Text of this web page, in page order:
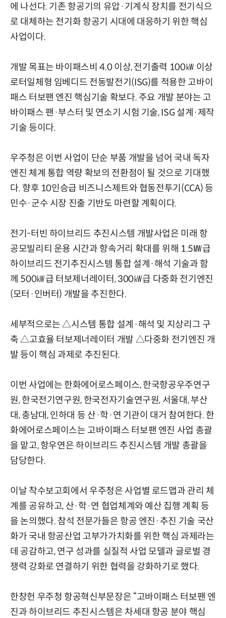
에 나선다. 기존 항공기의 유압·기계식 장치를 전기식으
로 대체하는 전기화 항공기 시대에 대응하기 위한 핵심
사업이다.
개발 목표는 바이패스비 4.0 이상, 전기출력 100㎾ 이상
로터일체형 임베디드 전동발전기(ISG)를 적용한 고바이
패스 터보팬 엔진 핵심기술 확보다. 주요 개발 분야는 고
바이패스 팬·부스터 및 연소기 시험 기술, ISG 설계·제작
기술 등이다.
우주청은 이번 사업이 단순 부품 개발을 넘어 국내 독자
엔진 체계 통합 역량 확보의 전환점이 될 것으로 기대했
다. 향후 10인승급 비즈니스제트와 협동전투기(CCA) 등
민수·군수 시장 진출 기반도 마련할 계획이다.
전기-터빈 하이브리드 추진시스템 개발사업은 미래 항
공모빌리티 운용 시간과 항속거리 확대를 위해 1.5㎿급
하이브리드 전기추진시스템 통합 설계·해석 기술과 함
께 500㎾급 터보제너레이터, 300㎾급 다중화 전기엔진
(모터·인버터) 개발을 추진한다.
세부적으로는 △시스템 통합 설계·해석 및 지상리그 구
축 △고효율 터보제너레이터 개발 △다중화 전기엔진 개
발 등이 핵심 과제로 추진된다.
이번 사업에는 한화에어로스페이스, 한국항공우주연구
원, 한국전기연구원, 한국전자기술연구원, 서울대, 부산
대, 충남대, 인하대 등 산·학·연 기관이 대거 참여한다. 한
화에어로스페이스는 고바이패스 터보팬 엔진 사업 총괄
을 맡고, 항우연은 하이브리드 추진시스템 개발 총괄을
담당한다.
이날 착수보고회에서 우주청은 사업별 로드맵과 관리 체
계를 공유하고, 산·학·연 협업체계와 예산 집행 계획 등
을 논의했다. 참석 전문가들은 항공 엔진·추진 기술 국산
화가 국내 항공산업 고부가가치화를 위한 핵심 과제라는
데 공감하고, 연구 성과를 실질적 사업 모델과 글로벌 경
쟁력 강화로 연결하기 위한 협력을 강화하기로 했다.
한창헌 우주청 항공혁신부문장은 “고바이패스 터보팬 엔
진과 하이브리드 추진시스템은 차세대 항공 분야 핵심